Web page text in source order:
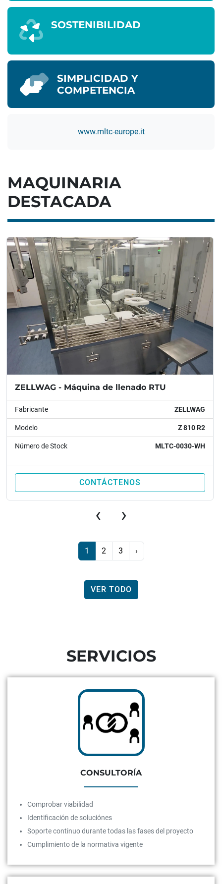
SOSTENIBILIDAD
SIMPLICIDAD Y
COMPETENCIA
www.mltc-europe.it
MAQUINARIA
DESTACADA
ZELLWAG - Máquina de llenado RTU
Fabricante ZELLWAG
Modelo Z 810 R2
Número de Stock MLTC-0030-WH
CONTÁCTENOS
‹ ›
1 2 3 ›
VER TODO
SERVICIOS
CONSULTORÍA
Comprobar viabilidad
Identificación de soluciónes
Soporte continuo durante todas las fases del proyecto
Cumplimiento de la normativa vigente